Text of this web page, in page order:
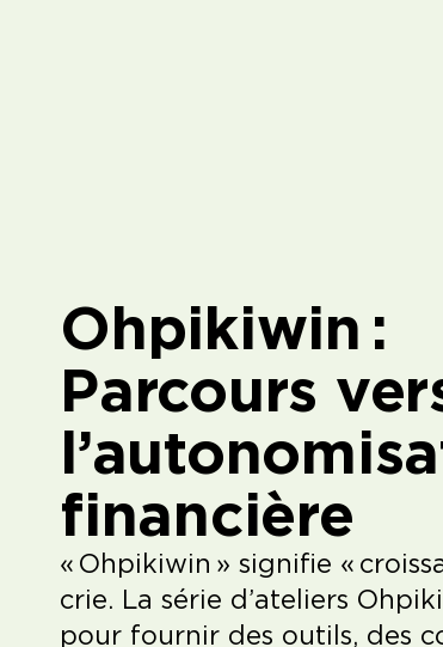
Ohpikiwin :
Parcours
financière
« Ohpikiwin » signifie «
crie. La série d’ateliers
pour fournir des outils, des